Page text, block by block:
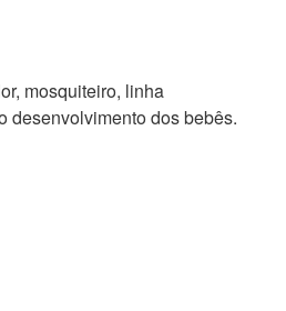
mosquiteiro, linha
desenvolvimento dos bebês.